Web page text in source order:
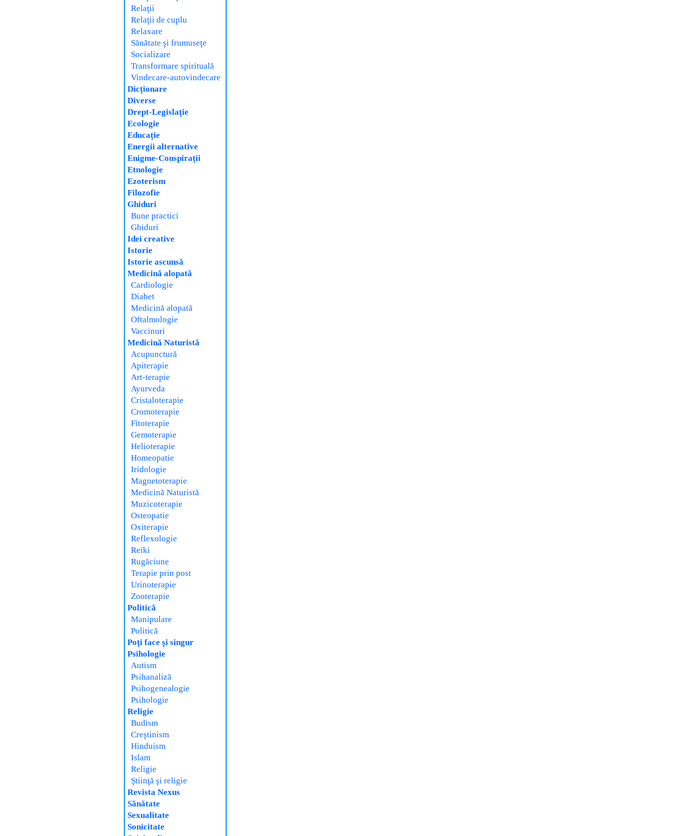
Relaţii
Relaţii de cuplu
Relaxare
Sănătate şi frumuseţe
Socializare
Transformare spirituală
Vindecare-autovindecare
Dicţionare
Diverse
Drept-Legislaţie
Ecologie
Educaţie
Energii alternative
Enigme-Conspiraţii
Etnologie
Ezoterism
Filozofie
Ghiduri
Bune practici
Ghiduri
Idei creative
Istorie
Istorie ascunsă
Medicină alopată
Cardiologie
Diabet
Medicină alopată
Oftalmologie
Vaccinuri
Medicină Naturistă
Acupunctură
Apiterapie
Art-terapie
Ayurveda
Cristaloterapie
Cromoterapie
Fitoterapie
Gemoterapie
Helioterapie
Homeopatie
Iridologie
Magnetoterapie
Medicină Naturistă
Muzicoterapie
Osteopatie
Oxiterapie
Reflexologie
Reiki
Rugăciune
Terapie prin post
Urinoterapie
Zooterapie
Politică
Manipulare
Politică
Poţi face şi singur
Psihologie
Autism
Psihanaliză
Psihogenealogie
Psihologie
Religie
Budism
Creştinism
Hinduism
Islam
Religie
Ştiinţă şi religie
Revista Nexus
Sănătate
Sexualitate
Sonicitate